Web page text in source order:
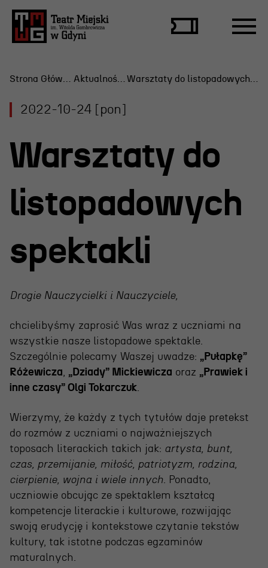
Scena Letnia
Bilety
Archiwum spektakli
Projekty Teatru
Festiwal R@Port
Gdyńska Nagroda Dramaturgiczna
Konkurs im. Andrzeja
Żurowskiego
Teatr
Historia teatru
Zespół artystyczny
Aktualności
Dostępny Teatr Miejski
Wynajem scen i spektakli
Spektakle wyjazdowe
Aktualności
2022-10-24 [pon]
Warsztaty do
listopadowych
spektakli
Drogie Nauczycielki i Nauczyciele,
chcielibyśmy zaprosić Was wraz z uczniami na
wszystkie nasze listopadowe spektakle.
Szczególnie polecamy Waszej uwadze: „Pułapkę”
Różewicza, „Dziady” Mickiewicza oraz „Prawiek i
inne czasy” Olgi Tokarczuk.
Wierzymy, że każdy z tych tytułów daje pretekst
do rozmów z uczniami o najważniejszych
toposach literackich takich jak: artysta, bunt,
czas, przemijanie, miłość, patriotyzm, rodzina,
cierpienie, wojna i wiele innych. Ponadto,
uczniowie obcując ze spektaklem kształcą
kompetencje literackie i kulturowe, rozwijając
swoją erudycję i kontekstowe czytanie tekstów
kultury, tak istotne podczas egzaminów
maturalnych.